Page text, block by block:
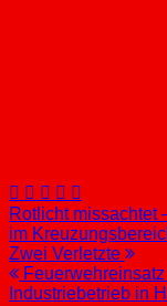
Rotlicht missachtet
im
Zwei Verletzte
Industriebetrieb in